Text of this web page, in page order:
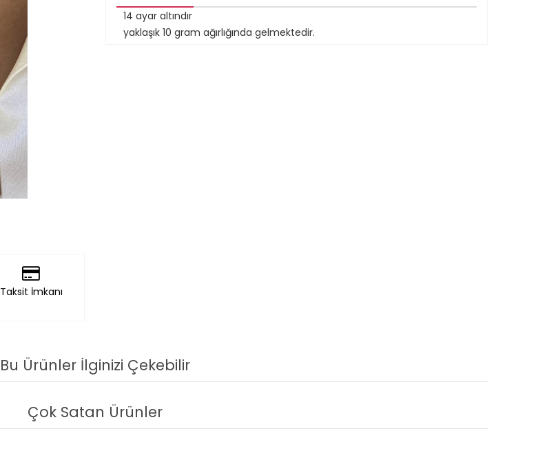
Taksit İmkanı
14 ayar altındır
yaklaşık 10 gram ağırlığında gelmektedir.
Bu Ürünler İlginizi Çekebilir
Çok Satan Ürünler